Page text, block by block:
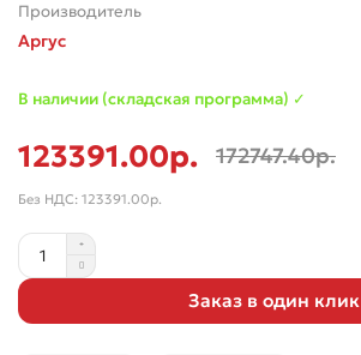
Производитель
Аргус
В наличии (складская программа) ✓
123391.00р. 172747.40р.
Без НДС: 123391.00р.
Заказ в один клик